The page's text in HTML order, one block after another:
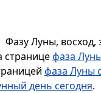
Фазу Луны, восход,
страницефаза
фаза Луны
день сегодня.